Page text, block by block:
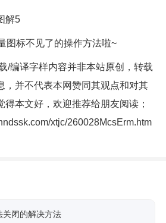
解5
图标不见了的操作方法啦~
/编译字样内容并非本站原创，转载
，并不代表本网赞同其观点和对其
本文好，欢迎推荐给朋友阅读；
xtjc/260028McsErm.htm
关闭的解决方法